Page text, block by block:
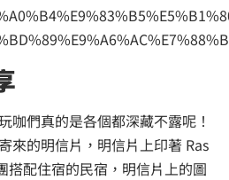
咖們真的是各個都深藏不露呢！
來的明信片，明信片上印著 Ras
配住宿的民宿，明信片上的圖